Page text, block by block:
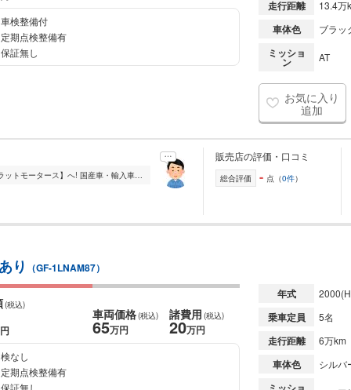
車検整備付
定期点検整備有
保証無し
走行距離 13.4万
車体色 ブラッ
ミッショ
ン AT
お気に入り
追加
カスタム・メンテナンス等なら【キャラットモータース】へ! 国産車・輸入車のカスタムペイント・エアブラシ・修理・メンテナンス等、車のことなら何でもご相談ください...
販売店の評価・口コミ
総合評価 - 点（0件）
り （GF-1LNAM87）
(税込)
車両価格(税込)
65万円
諸費用 (税込)
20万円
検なし
定期点検整備有
保証無し
年式 2000
乗車定員 5名
走行距離 6万km
車体色 シルバ